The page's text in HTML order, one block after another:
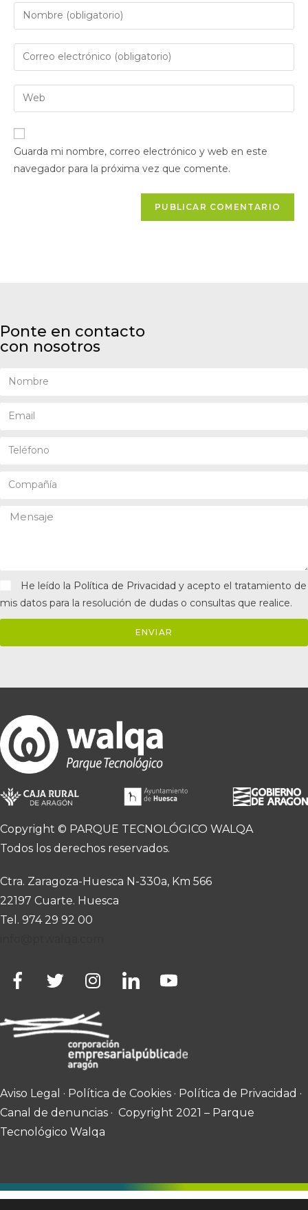
Guarda mi nombre, correo electrónico y web en este
navegador para la próxima vez que comente.
Ponte en contacto
con nosotros
He leído la Política de Privacidad y acepto el tratamiento de
mis datos para la resolución de dudas o consultas que realice.
ENVIAR
Copyright © PARQUE TECNOLÓGICO WALQA
Todos los derechos reservados.
Ctra. Zaragoza-Huesca N-330a, Km 566
22197 Cuarte. Huesca
Tel. 974 29 92 00
Aviso Legal · Política de Cookies · Política de Privacidad ·
Canal de denuncias · Copyright 2021 – Parque
Tecnológico Walqa